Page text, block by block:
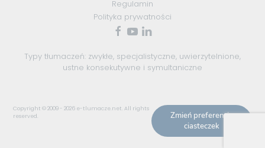
Regulamin
Polityka prywatności
Typy tłumaczeń: zwykłe, specjalistyczne, uwierzytelnione,
ustne konsekutywne i symultaniczne
Copyright © 2009 - 2026 e-tlumacze.net. All rights
reserved.
Zmień preferencje
ciasteczek